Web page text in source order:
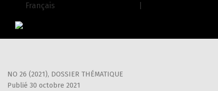
Iraqi Cinema Beyond the Screen and the Archives of
Français
NO 26 (2021), DOSSIER THÉMATIQUE
Publié 30 octobre 2021